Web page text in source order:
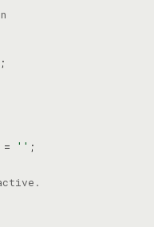
= ''